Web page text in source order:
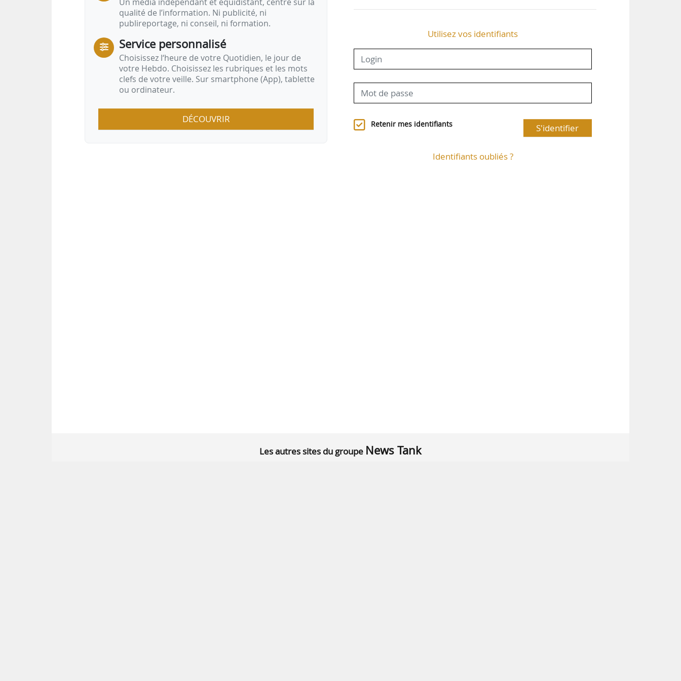
qualité de l’information. Ni publicité, ni
publireportage, ni conseil, ni formation.
Service personnalisé
Choisissez l‘heure de votre Quotidien, le jour de
votre Hebdo. Choisissez les rubriques et les mots
clefs de votre veille. Sur smartphone (App), tablette
ou ordinateur.
DÉCOUVRIR
Utilisez vos identifiants
Retenir mes identifiants S'identifier
Identifiants oubliés ?
Les autres sites du groupe News Tank